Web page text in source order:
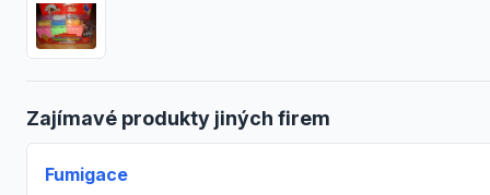
Zajímavé produkty jiných firem
Fumigace